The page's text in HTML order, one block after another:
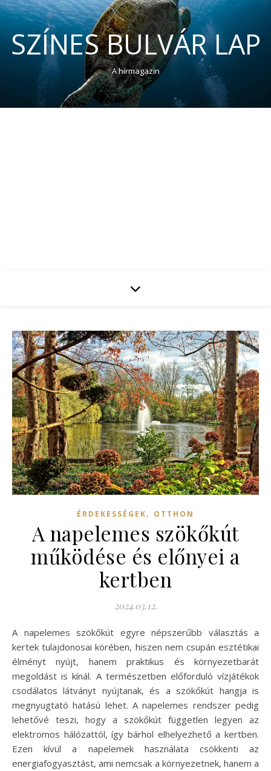
SZÍNES BULVÁR LAP
A hírmagazin
ÉRDEKESSÉGEK, OTTHON
A napelemes szökőkút
működése és előnyei a
kertben
2024.03.12.
A napelemes szökőkút egyre népszerűbb választás a
kertek tulajdonosai körében, hiszen nem csupán esztétikai
élményt nyújt, hanem praktikus és környezetbarát
megoldást is kínál. A természetben előforduló vízjátékok
csodálatos látványt nyújtanak, és a szökőkút hangja is
megnyugtató hatású lehet. A napelemes rendszer pedig
lehetővé teszi, hogy a szökőkút független legyen az
elektromos hálózattól, így bárhol elhelyezhető a kertben.
Ezen kívül a napelemek használata csökkenti az
energiafogyasztást, ami nemcsak a környezetnek, hanem a